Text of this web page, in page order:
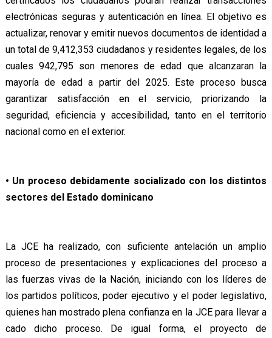
electrónicas seguras y autenticación en línea. El objetivo es
actualizar, renovar y emitir nuevos documentos de identidad a
un total de 9,412,353 ciudadanos y residentes legales, de los
cuales 942,795 son menores de edad que alcanzaran la
mayoría de edad a partir del 2025. Este proceso busca
garantizar satisfacción en el servicio, priorizando la
seguridad, eficiencia y accesibilidad, tanto en el territorio
nacional como en el exterior.
• Un proceso debidamente socializado con los distintos
sectores del Estado dominicano
La JCE ha realizado, con suficiente antelación un amplio
proceso de presentaciones y explicaciones del proceso a
las fuerzas vivas de la Nación, iniciando con los líderes de
los partidos políticos, poder ejecutivo y el poder legislativo,
quienes han mostrado plena confianza en la JCE para llevar a
cado dicho proceso. De igual forma, el proyecto de